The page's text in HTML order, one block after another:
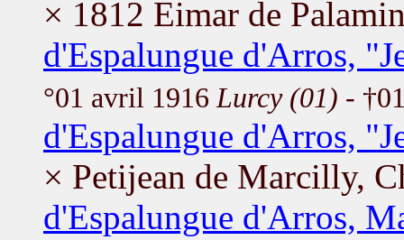
× 1812 Eimar de
d'Espalungue d'Arros,
°01 avril 1916 Lurcy (01) -
d'Espalungue d'Arros,
× Petijean de Marcilly,
d'Espalungue d'Arros,